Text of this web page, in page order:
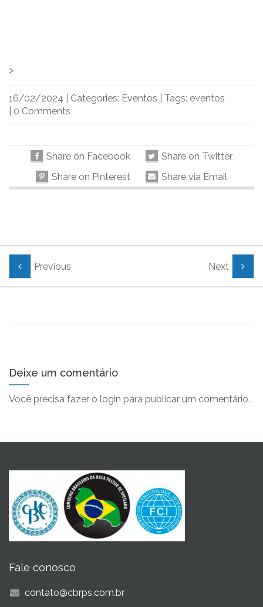
>
16/02/2024 Categories: Eventos Tags: eventos
0 Comments
Share on Facebook
Share on Twitter
Share on Pinterest
Share via Email
Previous Next
Deixe um comentário
Você precisa fazer o login para publicar um comentário.
Fale conosco
contato@cbrps.com.br